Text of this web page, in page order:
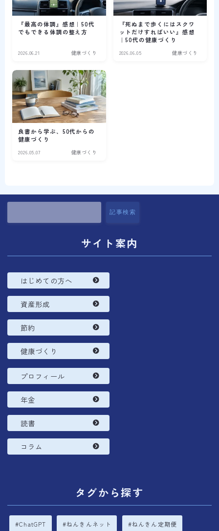
『最高の体調』感想｜50代
でもできる体調の整え方
2026.06.21 健康づくり
『死ぬまで歩くにはスクワ
ットだけすればいい』感想
｜50代の健康づくり
2026.06.05 健康づくり
良書から学ぶ、50代からの
健康づくり
2026.05.07 健康づくり
記事検索
サイト案内
はじめての方へ
資産形成
節約
健康づくり
プロフィール
年金
読書
コラム
タグから探す
ChatGPT ねんきんネット ねんきん定期便